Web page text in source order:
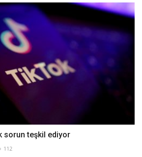
sorun teşkil ediyor
112